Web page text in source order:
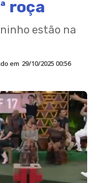
roça
estão na
em 29/10/2025 00:56